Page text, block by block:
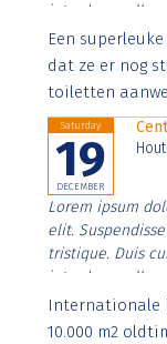
interdum nulla,
Aenean
imperdiet. Nunc
Een
dat ze er nog
toiletten
Saturday
19
DECEMBER
Lorem ipsum
elit.
tristique. Duis
interdum nulla,
Aenean
imperdiet. Nunc
Internationale
10.000 m2